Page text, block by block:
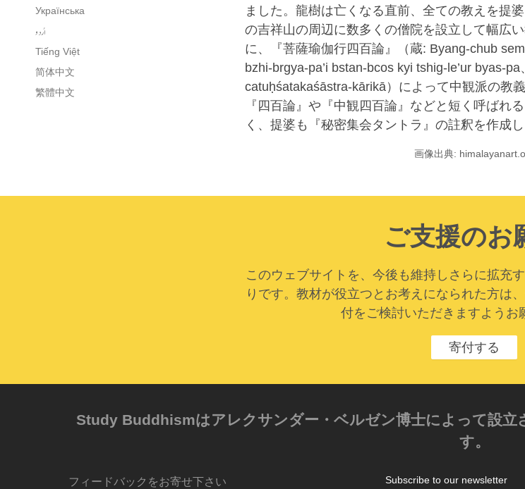
Українська
اُردو
Tiếng Việt
简体中文
繁體中文
ました。龍樹は亡くなる直前、全ての教えを提
の吉祥山の周辺に数多くの僧院を設立して幅広
に、『菩薩瑜伽行四百論』（蔵: Byang-chub
bzhi-brgya-pa’i bstan-bcos kyi tshig-le’ur byas-
catuḥśatakaśāstra-kārikā）によって中観派の教
『四百論』や『中観四百論』などと短く呼ばれ
く、提婆も『秘密集会タントラ』の註釈を作成し
画像出典:
ご支援のお
このウェブサイトを、今後も維持しさらに拡充
りです。教材が役立つとお考えになられた方は
付をご検討いただきますようお
寄付する
Study Buddhismはアレクサンダー・ベルゼン博士によって設
す。
フィードバックをお寄せ下さい Subscribe to our newsletter